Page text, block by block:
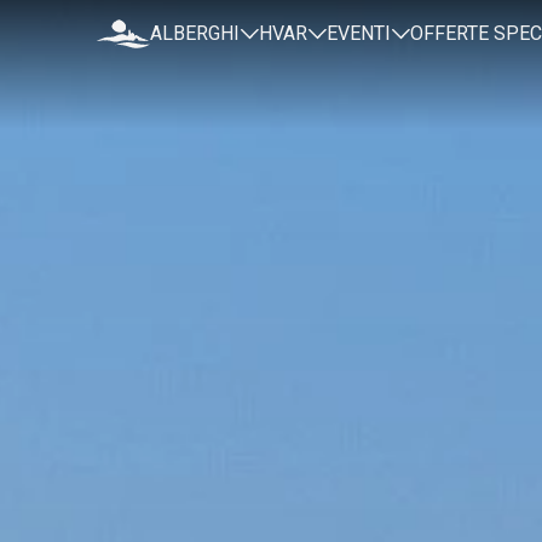
ALBERGHI HVAR EVENTI OFFERTE